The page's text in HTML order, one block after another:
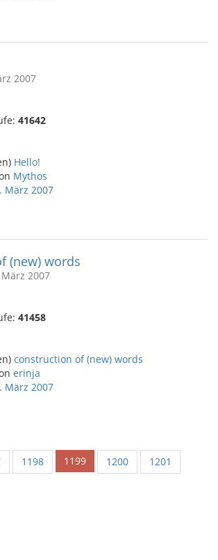
2007
41642
Hello!
Mythos
März 2007
(new) words
März 2007
41458
construction of (new) words
erinja
März 2007
1198 1199 1200
1201